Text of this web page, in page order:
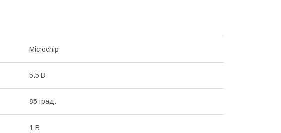
Microchip
5.5 В
85 град.
1 В